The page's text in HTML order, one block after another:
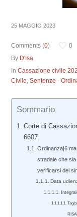
25 MAGGIO 2023
Comments (0)
0
By D'Isa
InCassazione civile
Civile,Sentenze -
Sommario
Corte di
6607.
Ordinanza|6
stradale che
verificarsi del
Data
Tag/